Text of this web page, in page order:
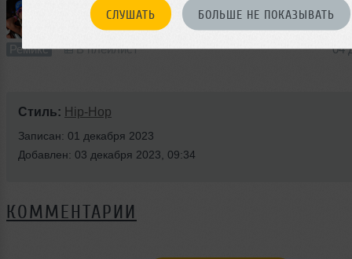
СЛУШАТЬ БОЛЬШЕ НЕ ПОКАЗЫВАТЬ
260 раз 6 4.7 MB,
Ремикс В плейлист 04
Стиль: Hip-Hop
Записан: 01 декабря 2023
Добавлен: 03 декабря 2023, 09:34
КОММЕНТАРИИ